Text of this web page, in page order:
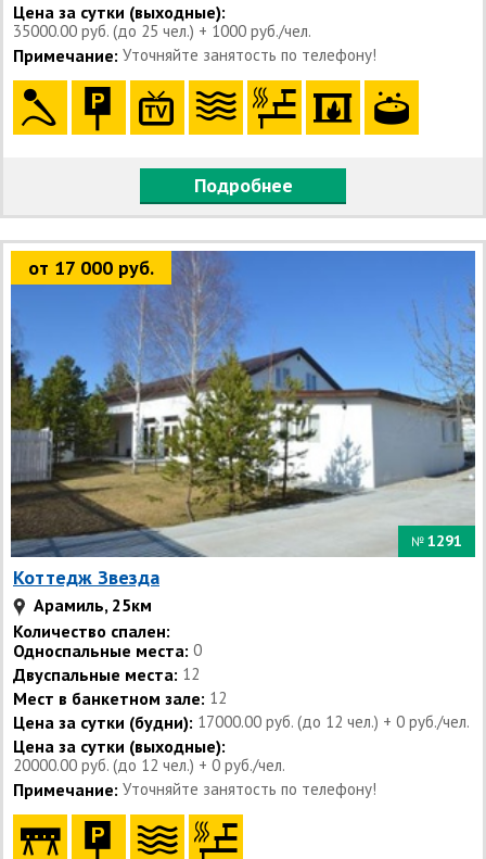
Цена за сутки (выходные):
35000.00 руб. (до 25 чел.) + 1000 руб./чел.
Примечание: Уточняйте занятость по телефону!
Подробнее
от 17 000 руб.
№ 1291
Коттедж Звезда
Арамиль, 25км
Количество спален:
Односпальные места: 0
Двуспальные места: 12
Мест в банкетном зале: 12
Цена за сутки (будни): 17000.00 руб. (до 12 чел.) + 0 руб./чел.
Цена за сутки (выходные):
20000.00 руб. (до 12 чел.) + 0 руб./чел.
Примечание: Уточняйте занятость по телефону!